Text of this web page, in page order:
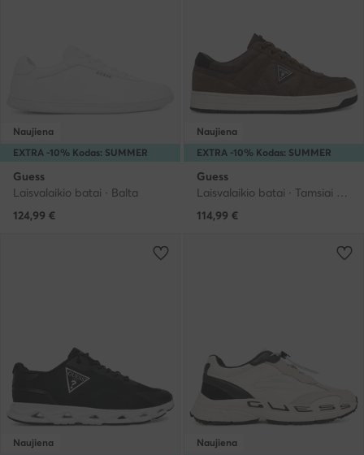
EXTRA -10% Kodas: SUMMER
Naujiena
Guess
Laisvalaikio batai · Balta
124,99 €
EXTRA -10% Kodas: SUMMER
Naujiena
Guess
Laisvalaikio batai · Tamsiai ruda
114,99 €
Naujiena Naujiena